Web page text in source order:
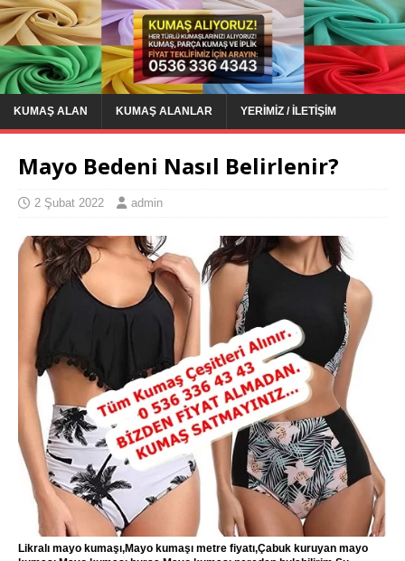
KUMAŞ ALAN KUMAŞ ALANLAR YERIMIZ / İLETIŞIM
Mayo Bedeni Nasıl Belirlenir?
2 Şubat 2022 admin
Likralı mayo kumaşı,Mayo kumaşı metre fiyatı,Çabuk kuruyan mayo